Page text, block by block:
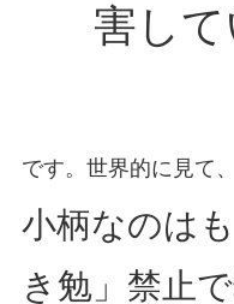
害し
です。世界的に見て、
小柄なのは
き勉」禁止